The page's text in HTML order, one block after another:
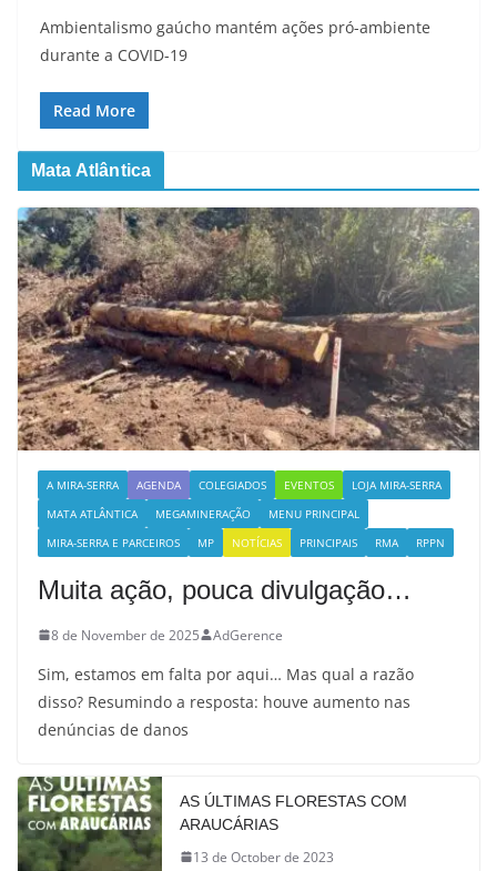
Ambientalismo gaúcho mantém ações pró-ambiente
durante a COVID-19
Read More
Mata Atlântica
A MIRA-SERRA AGENDA COLEGIADOS EVENTOS
LOJA MIRA-SERRA
MATA ATLÂNTICA
MEGAMINERAÇÃO
MENU PRINCIPAL
MIRA-SERRA E PARCEIROS
MP NOTÍCIAS PRINCIPAIS RMA RPPN
Muita ação, pouca divulgação…
8 de November de 2025 AdGerence
Sim, estamos em falta por aqui… Mas qual a razão
disso? Resumindo a resposta: houve aumento nas
denúncias de danos
AS ÚLTIMAS FLORESTAS COM
ARAUCÁRIAS
13 de October de 2023